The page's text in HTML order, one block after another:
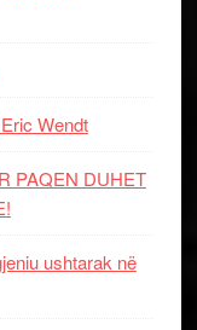
Wendt
PAQEN DUHET
ushtarak në